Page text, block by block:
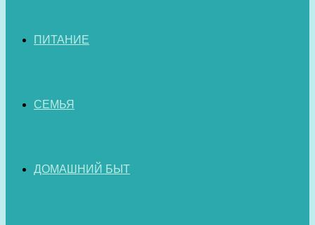
ПИТАНИЕ
СЕМЬЯ
ДОМАШНИЙ БЫТ